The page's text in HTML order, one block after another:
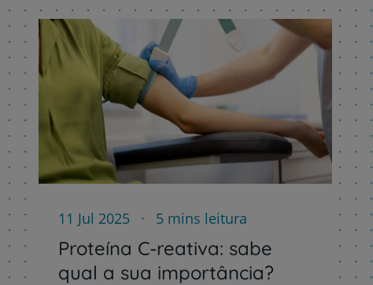
11 Jul 2025 5 mins leitura
Proteína C-reativa: sabe
qual a sua importância?